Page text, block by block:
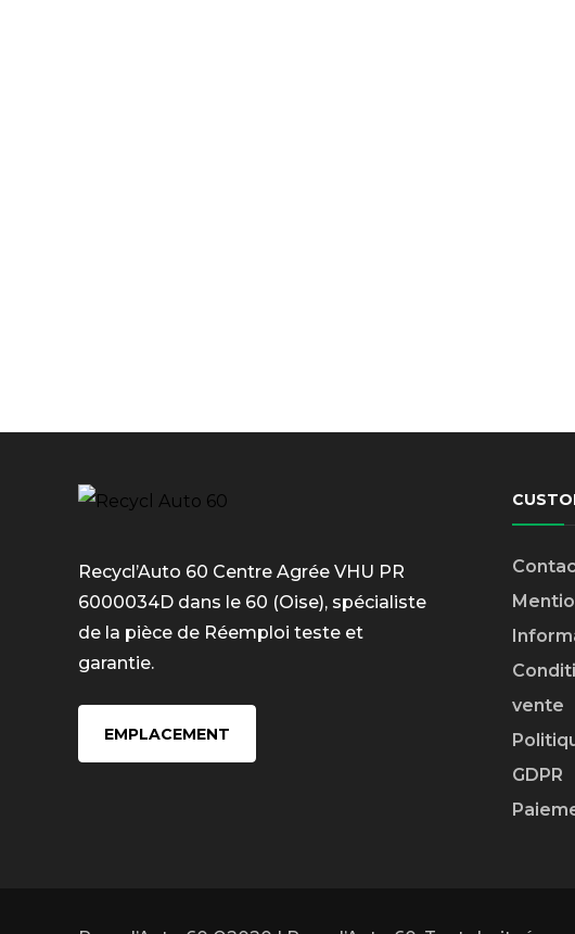
Recycl’Auto 60 Centre Agrée VHU PR
6000034D dans le 60 (Oise), spécialiste
de la pièce de Réemploi teste et
garantie.
EMPLACEMENT
vente
GDPR